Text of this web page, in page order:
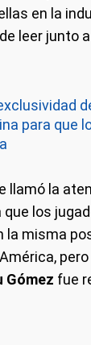
en la
leer junto
para que
llamó la
los
misma
Gómez fue